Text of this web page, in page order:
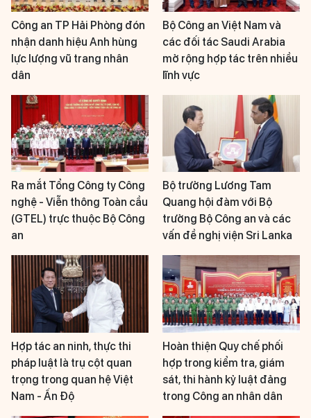
Công an TP Hải Phòng đón
nhận danh hiệu Anh hùng
lực lượng vũ trang nhân
dân
Bộ Công an Việt Nam và
các đối tác Saudi Arabia
mở rộng hợp tác trên nhiều
lĩnh vực
Ra mắt Tổng Công ty Công
nghệ - Viễn thông Toàn cầu
(GTEL) trực thuộc Bộ Công
an
Bộ trưởng Lương Tam
Quang hội đàm với Bộ
trưởng Bộ Công an và các
vấn đề nghị viện Sri Lanka
Hợp tác an ninh, thực thi
pháp luật là trụ cột quan
trọng trong quan hệ Việt
Nam - Ấn Độ
Hoàn thiện Quy chế phối
hợp trong kiểm tra, giám
sát, thi hành kỷ luật đảng
trong Công an nhân dân